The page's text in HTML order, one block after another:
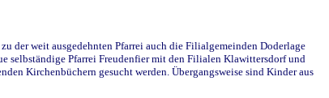
der weit ausgedehnten Pfarrei auch die Filialgemeinden Doderlage
selbständige Pfarrei Freudenfier mit den Filialen Klawittersdorf und
Kirchenbüchern gesucht werden. Übergangsweise sind Kinder aus